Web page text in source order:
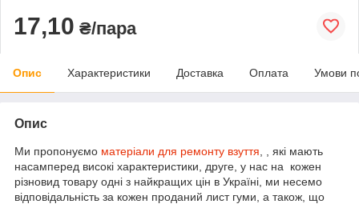
17,10 ₴/пара
Опис Характеристики Доставка Оплата Умови
Опис
Ми пропонуємо матеріали для ремонту взуття , , які мають
насамперед високі характеристики, друге, у нас на кожен
різновид товару одні з найкращих цін в Україні, ми несемо
відповідальність за кожен проданий лист гуми, а також, що